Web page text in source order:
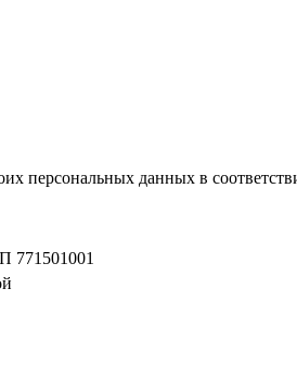
персональных данных в